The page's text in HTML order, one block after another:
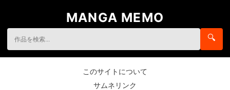
MANGA MEMO
🔍
このサイトについて
サムネリンク